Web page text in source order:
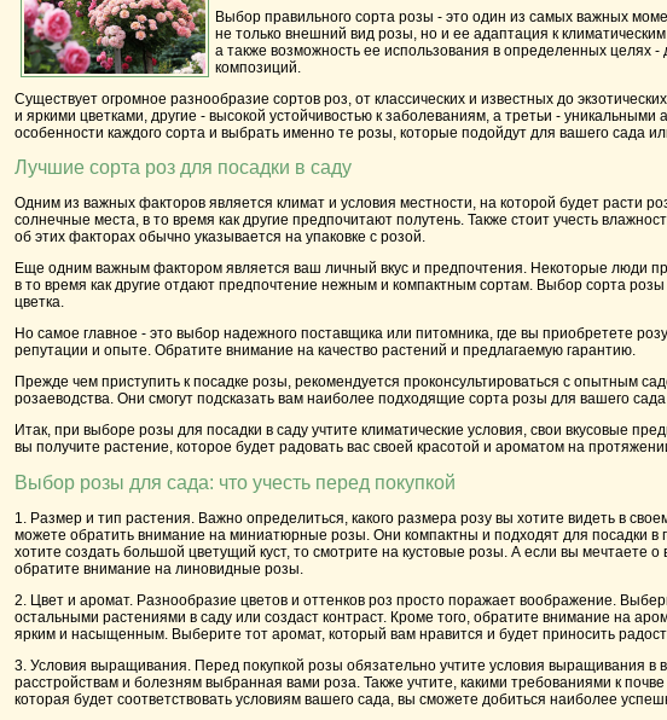
Выбор правильного сорта розы - это один из самых важных
не только внешний вид розы, но и ее адаптация к
а также возможность ее использования в определенных целях
композиций.
Существует огромное разнообразие сортов роз, от классических и известных до
и яркими цветками, другие - высокой устойчивостью к заболеваниям, а третьи -
особенности каждого сорта и выбрать именно те розы, которые подойдут для вашего сада
Лучшие сорта роз для посадки в саду
Одним из важных факторов является климат и условия местности, на которой будет расти
солнечные места, в то время как другие предпочитают полутень. Также стоит учесть
об этих факторах обычно указывается на упаковке с розой.
Еще одним важным фактором является ваш личный вкус и предпочтения. Некоторые люди
в то время как другие отдают предпочтение нежным и компактным сортам. Выбор сорта
цветка.
Но самое главное - это выбор надежного поставщика или питомника, где вы приобретете
репутации и опыте. Обратите внимание на качество растений и предлагаемую гарантию.
Прежде чем приступить к посадке розы, рекомендуется проконсультироваться с опытным
розаеводства. Они смогут подсказать вам наиболее подходящие сорта розы для вашего
Итак, при выборе розы для посадки в саду учтите климатические условия, свои вкусовые
вы получите растение, которое будет радовать вас своей красотой и ароматом на
Выбор розы для сада: что учесть перед покупкой
1. Размер и тип растения. Важно определиться, какого размера розу вы хотите видеть в
можете обратить внимание на миниатюрные розы. Они компактны и подходят для посадки
хотите создать большой цветущий куст, то смотрите на кустовые розы. А если вы мечтаете
обратите внимание на линовидные розы.
2. Цвет и аромат. Разнообразие цветов и оттенков роз просто поражает воображение.
остальными растениями в саду или создаст контраст. Кроме того, обратите внимание на
ярким и насыщенным. Выберите тот аромат, который вам нравится и будет приносить
3. Условия выращивания. Перед покупкой розы обязательно учтите условия выращивания в
расстройствам и болезням выбранная вами роза. Также учтите, какими требованиями к
которая будет соответствовать условиям вашего сада, вы сможете добиться наиболее